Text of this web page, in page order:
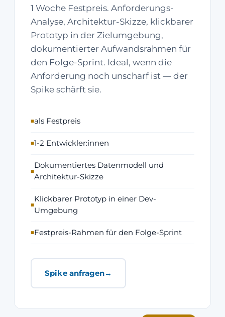
1 Woche Festpreis. Anforderungs-
Analyse, Architektur-Skizze, klickbarer
Prototyp in der Zielumgebung,
dokumentierter Aufwandsrahmen für
den Folge-Sprint. Ideal, wenn die
Anforderung noch unscharf ist — der
Spike schärft sie.
als Festpreis
1-2 Entwickler:innen
Dokumentiertes Datenmodell und
Architektur-Skizze
Klickbarer Prototyp in einer Dev-
Umgebung
Festpreis-Rahmen für den Folge-Sprint
Spike anfragen